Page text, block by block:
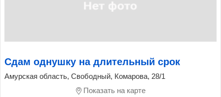
Сдам однушку на длительный срок
Амурская область, Свободный, Комарова, 28/1
Показать на карте